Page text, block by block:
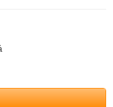
Dự án 9 thuộc
2026 trên địa bàn